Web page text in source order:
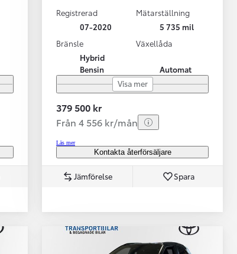
Registrerad
07-2020
Mätarställning
5 735 mil
Bränsle
Hybrid
Bensin
Växellåda
Automat
Visa mer
379 500 kr
Från 4 556 kr/mån
Läs mer
Kontakta återförsäljare
Jämförelse Spara